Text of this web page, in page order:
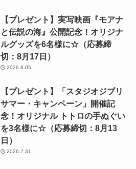
【プレゼント】実写映画『モアナ
と伝説の海』公開記念！オリジナ
ルグッズを6名様に☆（応募締
切：8月17日）
2026.8.05
【プレゼント】「スタジオジブリ
サマー・キャンペーン」開催記
念！オリジナル トトロの手ぬぐい
を3名様に☆（応募締切：8月13
日）
2026.7.31